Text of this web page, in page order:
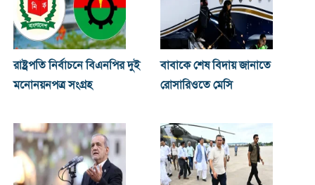
রাষ্ট্রপতি নির্বাচনে বিএনপির দুই
মনোনয়নপত্র সংগ্রহ
বাবাকে শেষ বিদায় জানাতে
রোসারিওতে মেসি